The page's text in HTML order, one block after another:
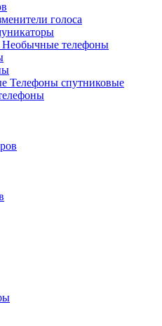
голоса
Необычные телефоны
Телефоны спутниковые